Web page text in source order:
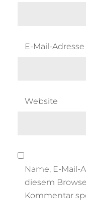
E-Mail-Adresse
Website
Name, E-Mail-
diesem
Kommentar